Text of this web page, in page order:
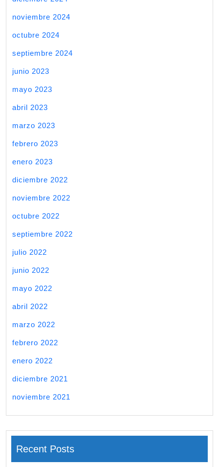
noviembre 2024
octubre 2024
septiembre 2024
junio 2023
mayo 2023
abril 2023
marzo 2023
febrero 2023
enero 2023
diciembre 2022
noviembre 2022
octubre 2022
septiembre 2022
julio 2022
junio 2022
mayo 2022
abril 2022
marzo 2022
febrero 2022
enero 2022
diciembre 2021
noviembre 2021
Recent Posts